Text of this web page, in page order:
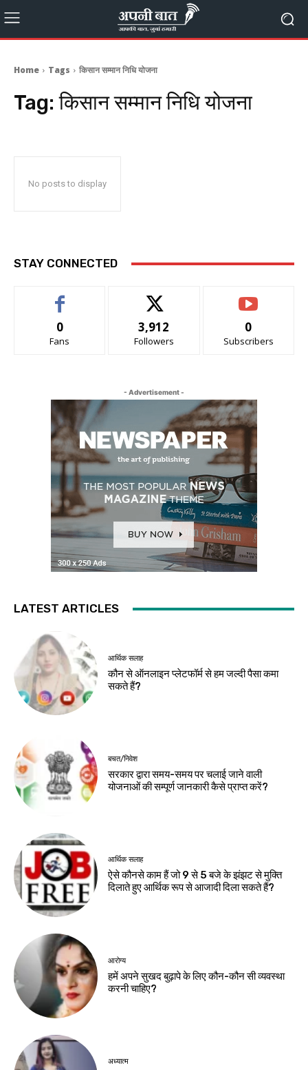
Home Tags किसान सम्मान निधि योजना
Tag:किसान सम्मान निधि योजना
No posts to display
STAY CONNECTED
0
Fans
3,912
Followers
0
Subscribers
- Advertisement -
LATEST ARTICLES
आर्थिक सलाह
कौन से ऑनलाइन प्लेटफॉर्म से हम जल्दी पैसा कमा
सकते हैं?
बचत/निवेश
सरकार द्वारा समय-समय पर चलाई जाने वाली
योजनाओं की सम्पूर्ण जानकारी कैसे प्राप्त करें?
आर्थिक सलाह
ऐसे कौनसे काम हैं जो 9 से 5 बजे के झंझट से मुक्ति
दिलाते हुए आर्थिक रूप से आजादी दिला सकते हैं?
आरोग्य
हमें अपने सुखद बुढ़ापे के लिए कौन-कौन सी व्यवस्था
करनी चाहिए?
अध्यात्म